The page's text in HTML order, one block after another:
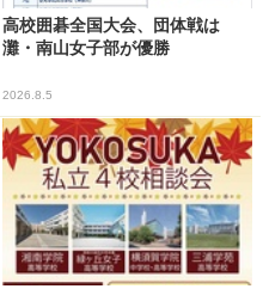
高校囲碁全国大会、団体戦は
灘・南山女子部が優勝
2026.8.5